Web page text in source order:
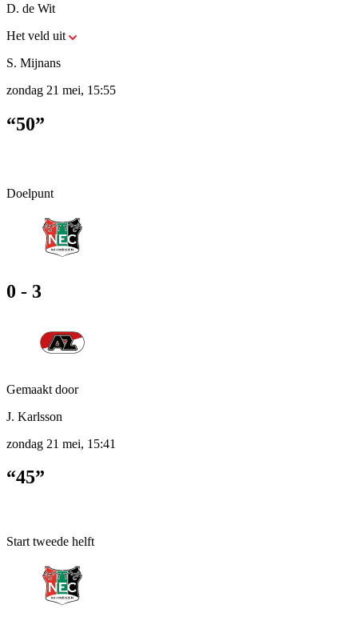
D. de Wit
Het veld uit
S. Mijnans
zondag 21 mei, 15:55
“50”
Doelpunt
0 - 3
Gemaakt door
J. Karlsson
zondag 21 mei, 15:41
“45”
Start tweede helft